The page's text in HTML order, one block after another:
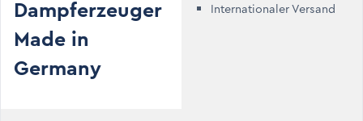
Dampferzeuger
Made in
Germany
Internationaler Versand